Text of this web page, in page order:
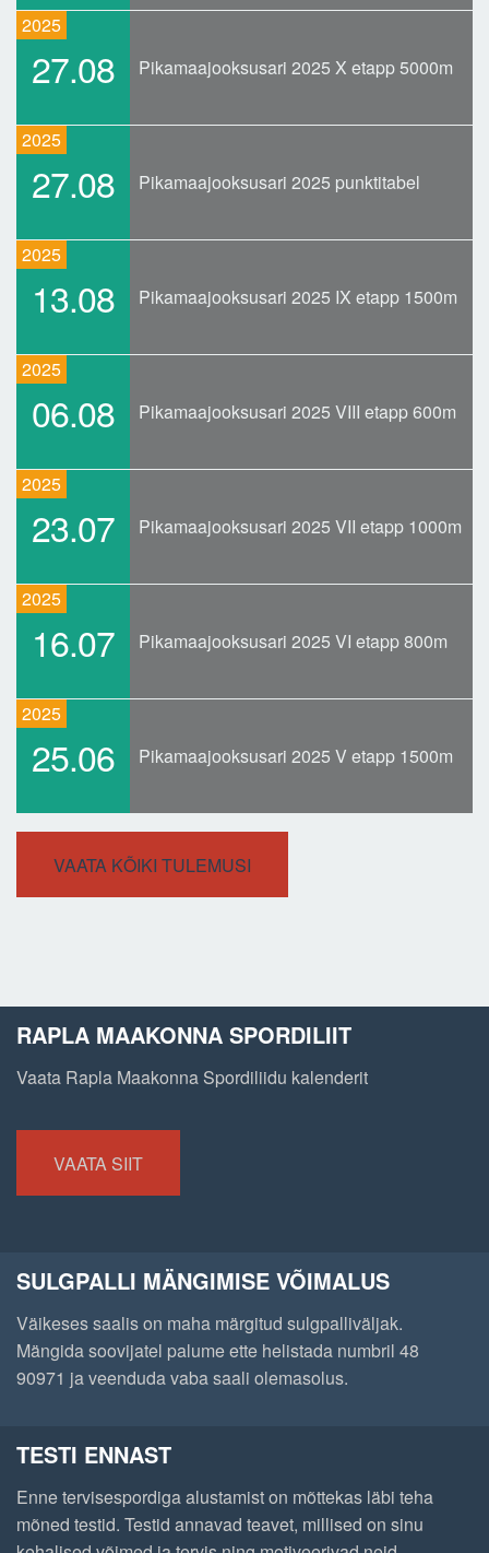
2025
27.08 Pikamaajooksusari 2025 X etapp 5000m
2025
27.08 Pikamaajooksusari 2025 punktitabel
2025
13.08 Pikamaajooksusari 2025 IX etapp 1500m
2025
06.08 Pikamaajooksusari 2025 VIII etapp 600m
2025
23.07 Pikamaajooksusari 2025 VII etapp 1000m
2025
16.07 Pikamaajooksusari 2025 VI etapp 800m
2025
25.06 Pikamaajooksusari 2025 V etapp 1500m
VAATA KÕIKI TULEMUSI
RAPLA MAAKONNA SPORDILIIT
Vaata Rapla Maakonna Spordiliidu kalenderit
VAATA SIIT
SULGPALLI MÄNGIMISE VÕIMALUS
Väikeses saalis on maha märgitud sulgpalliväljak.
Mängida soovijatel palume ette helistada numbril 48
90971 ja veenduda vaba saali olemasolus.
TESTI ENNAST
Enne tervisespordiga alustamist on mõttekas läbi teha
mõned testid. Testid annavad teavet, millised on sinu